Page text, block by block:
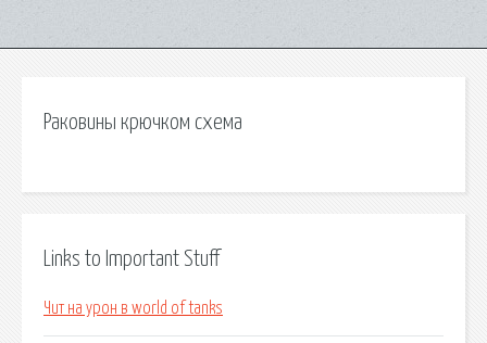
Раковины крючком схема
Links to Important Stuff
Чит на урон в world of tanks